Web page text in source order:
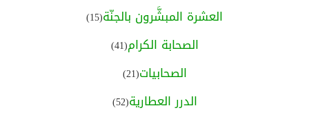
العشرة المبشَّرون بالجنّة(15)
الصحابة الكرام(41)
الصحابيات(21)
الدرر العطارية(52)